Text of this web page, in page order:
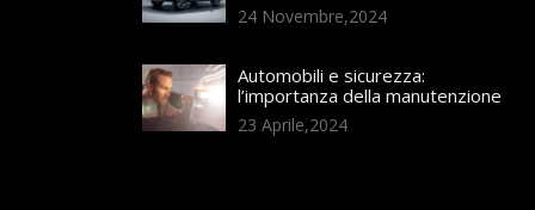
24 Novembre,2024
Automobili e sicurezza:
l’importanza della manutenzione
23 Aprile,2024